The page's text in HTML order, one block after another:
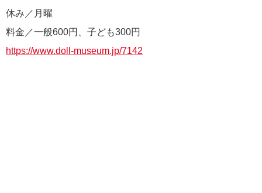
休み／月曜
料金／一般600円、子ども300円
https://www.doll-museum.jp/7142